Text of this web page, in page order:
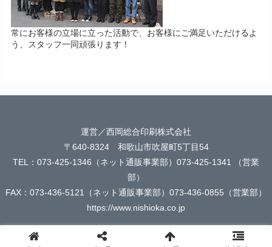
常にお客様の立場に立った活動で、お客様にご満足いただけるよ
う、スタッフ一同頑張ります！
運営／西岡総合印刷株式会社
〒640-8324 和歌山市吹屋町5丁目54
TEL：073-425-1346（ネット通販事業部）073-425-1341 （営業
部）
FAX：073-436-5121（ネット通販事業部）073-436-0855（営業部）
https://www.nishioka.co.jp